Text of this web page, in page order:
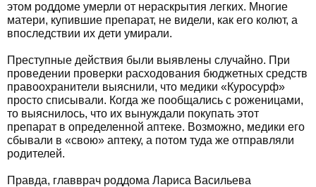
этом роддоме умерли от нераскрытия легких. Многие
матери, купившие препарат, не видели, как его колют, а
впоследствии их дети умирали.
Преступные действия были выявлены случайно. При
проведении проверки расходования бюджетных средств
правоохранители выяснили, что медики «Куросурф»
просто списывали. Когда же пообщались с роженицами,
то выяснилось, что их вынуждали покупать этот
препарат в определенной аптеке. Возможно, медики его
сбывали в «свою» аптеку, а потом туда же отправляли
родителей.
Правда, главврач роддома Лариса Васильева